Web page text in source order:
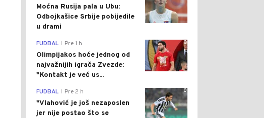
Moćna Rusija pala u Ubu:
Odbojkašice Srbije pobijedile
u drami
0
FUDBAL Pre 1 h
Olimpijakos hoće jednog od
najvažnijih igrača Zvezde:
"Kontakt je već us...
0
FUDBAL Pre 2 h
"Vlahović je još nezaposlen
jer nije postao što se